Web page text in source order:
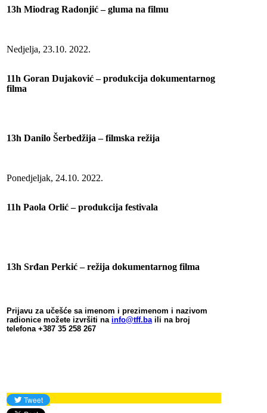
13h Miodrag Radonjić – gluma na filmu
Nedjelja, 23.10. 2022.
11h Goran Dujaković – produkcija dokumentarnog
filma
13h Danilo Šerbedžija – filmska režija
Ponedjeljak, 24.10. 2022.
11h Paola Orlić – produkcija festivala
13h Srđan Perkić – režija dokumentarnog filma
Prijavu za učešće sa imenom i prezimenom i nazivom
radionice možete izvršiti na info@tff.ba ili na broj
telefona +387 35 258 267